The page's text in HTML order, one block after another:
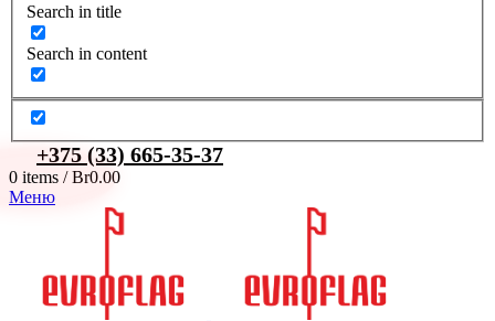
Search in title
Search in content
+375 (33) 665-35-37
0 items / Br0.00
Меню